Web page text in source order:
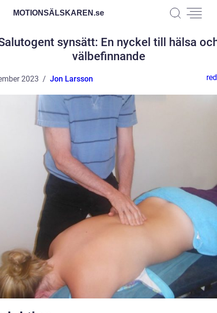
MOTIONSÄLSKAREN.se
synsätt: En nyckel till hälsa
välbefinnande
2023 Jon Larsson